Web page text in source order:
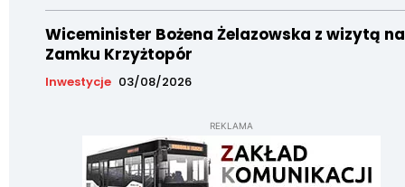
Wiceminister Bożena Żelazowska z wizytą na
Zamku Krzyżtopór
Inwestycje 03/08/2026
REKLAMA